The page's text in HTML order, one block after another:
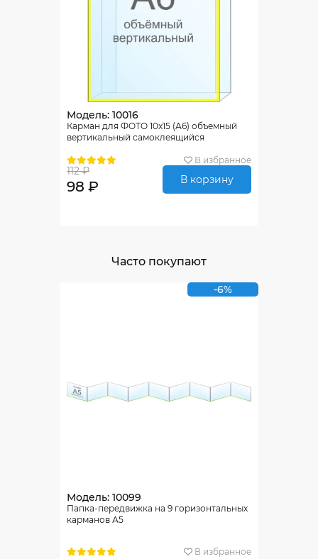
Модель: 10016
Карман для ФОТО 10х15 (А6) объемный
вертикальный самоклеящийся
В избранное
112 ₽
98 ₽ В корзину
Часто покупают
-6%
Модель: 10099
Папка-передвижка на 9 горизонтальных
карманов А5
В избранное